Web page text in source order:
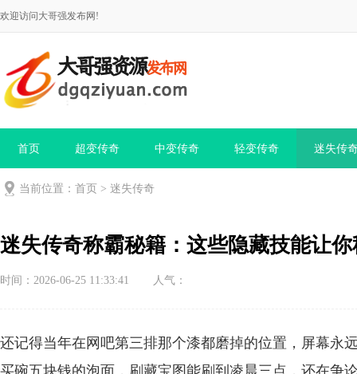
欢迎访问大哥强发布网!
首页 超变传奇 中变传奇 轻变传奇 迷失传
当前位置： 首页 > 迷失传奇
迷失传奇称霸秘籍：这些隐藏技能让
时间：2026-06-25 11:33:41 人气：
还记得当年在网吧第三排那个漆都磨掉的位置，屏幕
买碗五块钱的泡面，刷藏宝图能刷到凌晨三点，还在争